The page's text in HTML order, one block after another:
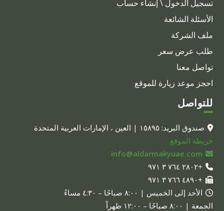
تسجيل الدخول \ إنشاء حساب
الأسئلة الشائعة
ملف الشركة
طلب عرض سعر
تواصل معنا
احجز موعد زيارة للموقع
للتواصل
صندوق البريد: ١٥٨٩٥ | العين ، الإمارات العربية المتحدة
خريطة الموقع
info@aldarmakyuae.com
+٢٨٠٢ ٧٦٤ ٣ ٩٧١
+٤٨٩٠ ٧٦٦ ٣ ٩٧١
الأحد إلى الخميس | ٨:٠٠ صباحًا – ٤:٣٠ مساءً
الجمعة | ٨:٠٠ صباحًا – ١٢:٠٠ ظهراً